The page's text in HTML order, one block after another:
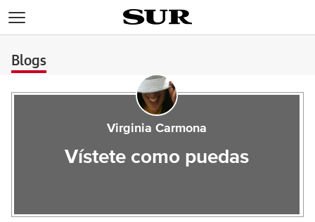
Blogs
Virginia Carmona
Vístete como puedas